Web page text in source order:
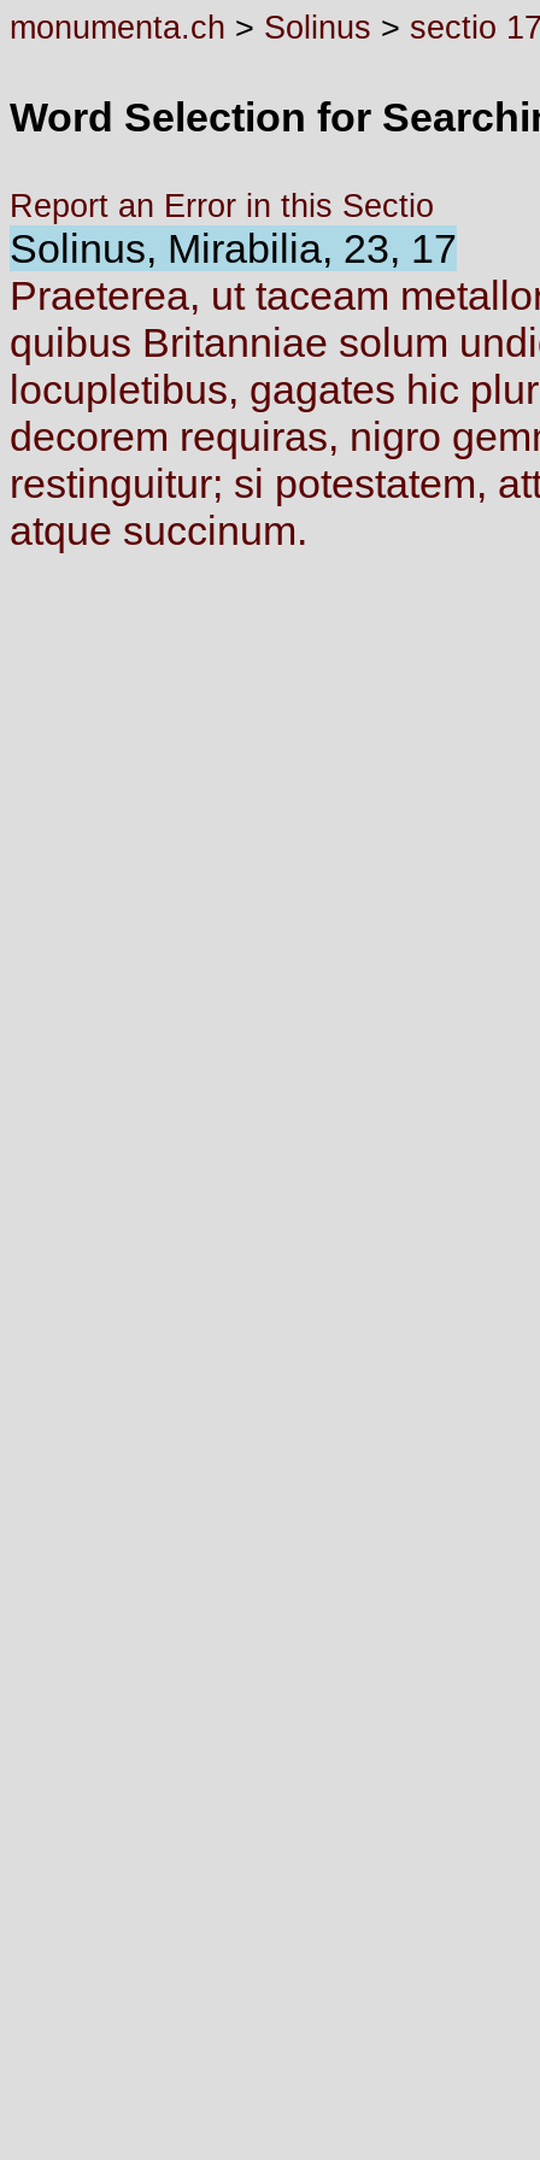
monumenta.ch > Solinus > sectio
Word Selection for
Report an Error in this Sectio
Solinus, Mirabilia, 23, 17
Praeterea, ut taceam
quibus Britanniae solum
locupletibus, gagates hic
decorem requiras, nigro
restinguitur; si potestatem,
atque succinum.